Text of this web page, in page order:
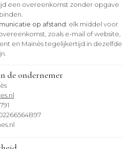
een overeenkomst zonder opgave
op afstand: elk middel voor
zoals e-mail of website,
en Mainès tegelijkertijd in dezelfde
de ondernemer